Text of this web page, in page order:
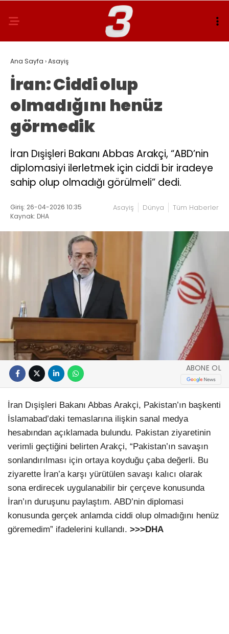
Ana Sayfa ›Asayiş
İran: Ciddi olup
olmadığını henüz
görmedik
İran Dışişleri Bakanı Abbas Arakçi, “ABD’nin
diplomasiyi ilerletmek için ciddi bir iradeye
sahip olup olmadığı görülmeli” dedi.
Giriş: 26-04-2026 10:35
Kaynak: DHA
Asayiş Dünya Tüm Haberler
ABONE OL
İran Dışişleri Bakanı Abbas Arakçi, Pakistan’ın başkenti
İslamabad’daki temaslarına ilişkin sanal medya
hesabından açıklamada bulundu. Pakistan ziyaretinin
verimli geçtiğini belirten Arakçi, “Pakistan’ın savaşın
sonlandırılması için ortaya koyduğu çaba değerli. Bu
ziyarette İran’a karşı yürütülen savaşı kalıcı olarak
sona erdirecek uygulanabilir bir çerçeve konusunda
İran’ın duruşunu paylaştım. ABD’nin diplomasi
konusunda gerçek anlamda ciddi olup olmadığını henüz
göremedim” ifadelerini kullandı. >>>DHA